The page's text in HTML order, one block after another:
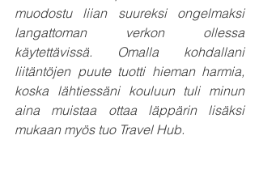
muodostu liian suureksi ongelmaksi
langattoman verkon ollessa
käytettävissä. Omalla kohdallani
liitäntöjen puute tuotti hieman harmia,
koska lähtiessäni kouluun tuli minun
aina muistaa ottaa läppärin lisäksi
mukaan myös tuo Travel Hub.